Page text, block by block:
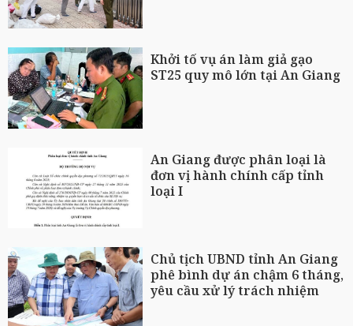
Khởi tố vụ án làm giả gạo
ST25 quy mô lớn tại An Giang
An Giang được phân loại là
đơn vị hành chính cấp tỉnh
loại I
Chủ tịch UBND tỉnh An Giang
phê bình dự án chậm 6 tháng,
yêu cầu xử lý trách nhiệm